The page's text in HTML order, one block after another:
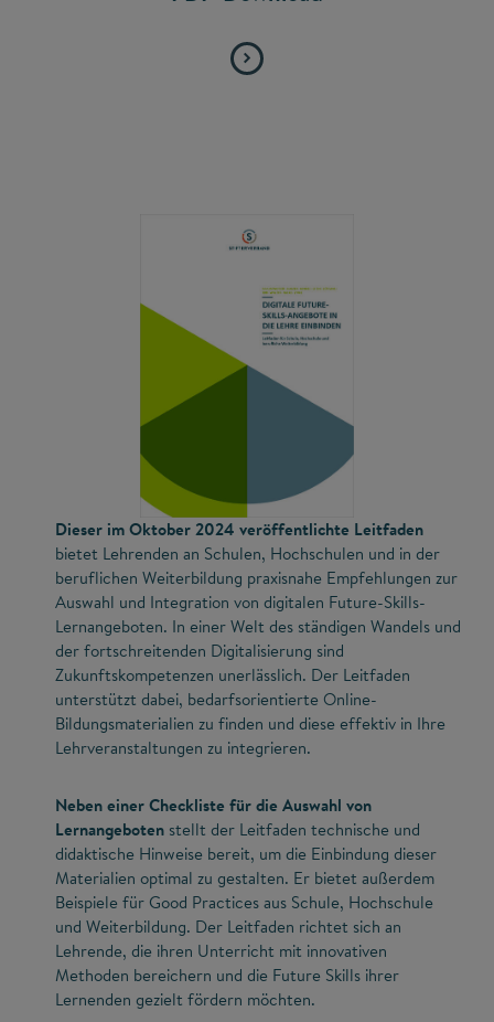
Dieser im Oktober 2024 veröffentlichte Leitfaden
bietet Lehrenden an Schulen, Hochschulen und in der
beruflichen Weiterbildung praxisnahe Empfehlungen zur
Auswahl und Integration von digitalen Future-Skills-
Lernangeboten. In einer Welt des ständigen Wandels und
der fortschreitenden Digitalisierung sind
Zukunftskompetenzen unerlässlich. Der Leitfaden
unterstützt dabei, bedarfsorientierte Online-
Bildungsmaterialien zu finden und diese effektiv in Ihre
Lehrveranstaltungen zu integrieren.
Neben einer Checkliste für die Auswahl von
Lernangeboten stellt der Leitfaden technische und
didaktische Hinweise bereit, um die Einbindung dieser
Materialien optimal zu gestalten. Er bietet außerdem
Beispiele für Good Practices aus Schule, Hochschule
und Weiterbildung. Der Leitfaden richtet sich an
Lehrende, die ihren Unterricht mit innovativen
Methoden bereichern und die Future Skills ihrer
Lernenden gezielt fördern möchten.